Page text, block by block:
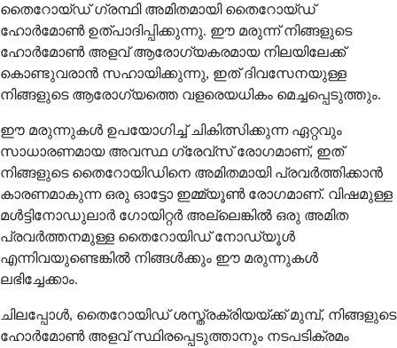
തൈറോയ്ഡ് ഗ്രന്ഥി അമിതമായി തൈറോയ്ഡ്
ഹോർമോൺ ഉത്പാദിപ്പിക്കുന്നു. ഈ മരുന്ന് നിങ്ങളുടെ
ഹോർമോൺ അളവ് ആരോഗ്യകരമായ നിലയിലേക്ക്
കൊണ്ടുവരാൻ സഹായിക്കുന്നു, ഇത് ദിവസേനയുള്ള
നിങ്ങളുടെ ആരോഗ്യത്തെ വളരെയധികം മെച്ചപ്പെടുത്തും.
ഈ മരുന്നുകൾ ഉപയോഗിച്ച് ചികിത്സിക്കുന്ന ഏറ്റവും
സാധാരണമായ അവസ്ഥ ഗ്രേവ്സ് രോഗമാണ്, ഇത്
നിങ്ങളുടെ തൈറോയിഡിനെ അമിതമായി പ്രവർത്തിക്കാൻ
കാരണമാകുന്ന ഒരു ഓട്ടോ ഇമ്മ്യൂൺ രോഗമാണ്. വിഷമുള്ള
മൾട്ടിനോഡുലാർ ഗോയിറ്റർ അല്ലെങ്കിൽ ഒരു അമിത
പ്രവർത്തനമുള്ള തൈറോയിഡ് നോഡ്യൂൾ
എന്നിവയുണ്ടെങ്കിൽ നിങ്ങൾക്കും ഈ മരുന്നുകൾ
ലഭിച്ചേക്കാം.
ചിലപ്പോൾ, തൈറോയിഡ് ശസ്ത്രക്രിയയ്ക്ക് മുമ്പ്, നിങ്ങളുടെ
ഹോർമോൺ അളവ് സ്ഥിരപ്പെടുത്താനും നടപടിക്രമം